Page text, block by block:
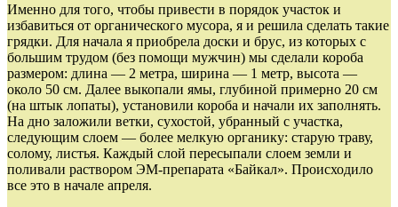
Именно для того, чтобы привести в порядок участок и
избавиться от органического мусора, я и решила сделать такие
грядки. Для начала я приобрела доски и брус, из которых с
большим трудом (без помощи мужчин) мы сделали короба
размером: длина — 2 метра, ширина — 1 метр, высота —
около 50 см. Далее выкопали ямы, глубиной примерно 20 см
(на штык лопаты), установили короба и начали их заполнять.
На дно заложили ветки, сухостой, убранный с участка,
следующим слоем — более мелкую органику: старую траву,
солому, листья. Каждый слой пересыпали слоем земли и
поливали раствором ЭМ-препарата «Байкал». Происходило
все это в начале апреля.